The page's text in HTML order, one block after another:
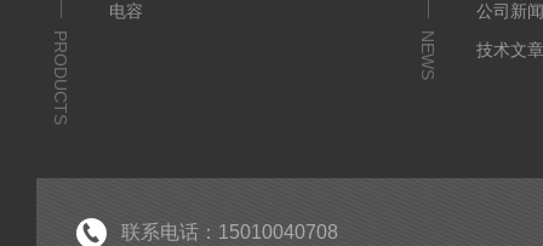
PRODUCTS
电容
NEWS
公司新
技术文
联系电话：15010040708